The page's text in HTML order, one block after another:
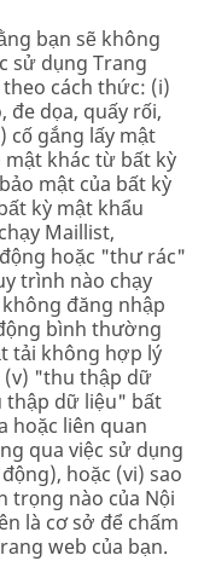
bạn sẽ không
sử dụng Trang
cách thức: (i)
đe dọa, quấy rối,
cố gắng lấy mật
khác từ bất kỳ
mật của bất kỳ
kỳ mật khẩu
Maillist,
hoặc "thư rác"
trình nào chạy
đăng nhập
bình thường
tải không hợp lý
(v) "thu thập dữ
dữ liệu" bất
hoặc liên quan
qua việc sử dụng
hoặc (vi) sao
trọng nào của Nội
là cơ sở để chấm
web của bạn.